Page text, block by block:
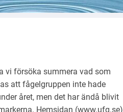
vi försöka summera vad som
att fågelgruppen inte hade
året, men det har ändå blivit
Hemsidan (www.ufg.se)